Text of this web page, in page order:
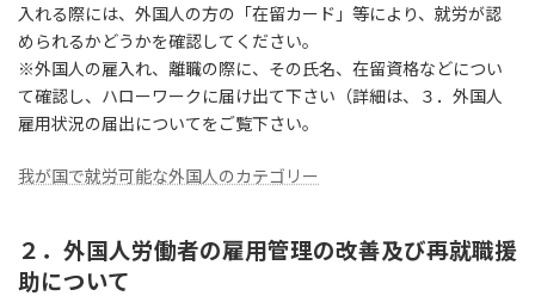
入れる際には、外国人の方の「在留カード」等により、就労が認
められるかどうかを確認してください。
※外国人の雇入れ、離職の際に、その氏名、在留資格などについ
て確認し、ハローワークに届け出て下さい（詳細は、３．外国人
雇用状況の届出についてをご覧下さい。
我が国で就労可能な外国人のカテゴリー
２．外国人労働者の雇用管理の改善及び再就職援
助について